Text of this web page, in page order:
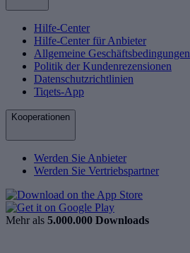
Hilfe-Center
Hilfe-Center für Anbieter
Allgemeine Geschäftsbedingungen
Politik der Kundenrezensionen
Datenschutzrichtlinien
Tiqets-App
Kooperationen
Werden Sie Anbieter
Werden Sie Vertriebspartner
Mehr als 5.000.000 Downloads